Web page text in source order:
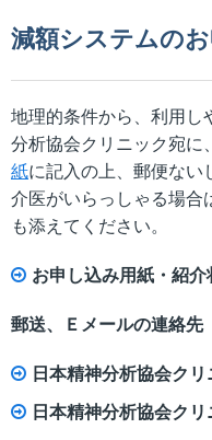
減額システムの
地理的条件から、利用し
分析協会クリニック宛に
紙に記入の上、郵便ない
介医がいらっしゃる場合
も添えてください。
お申し込み用紙・紹
郵送、Ｅメールの連絡先
日本精神分析協会ク
日本精神分析協会ク